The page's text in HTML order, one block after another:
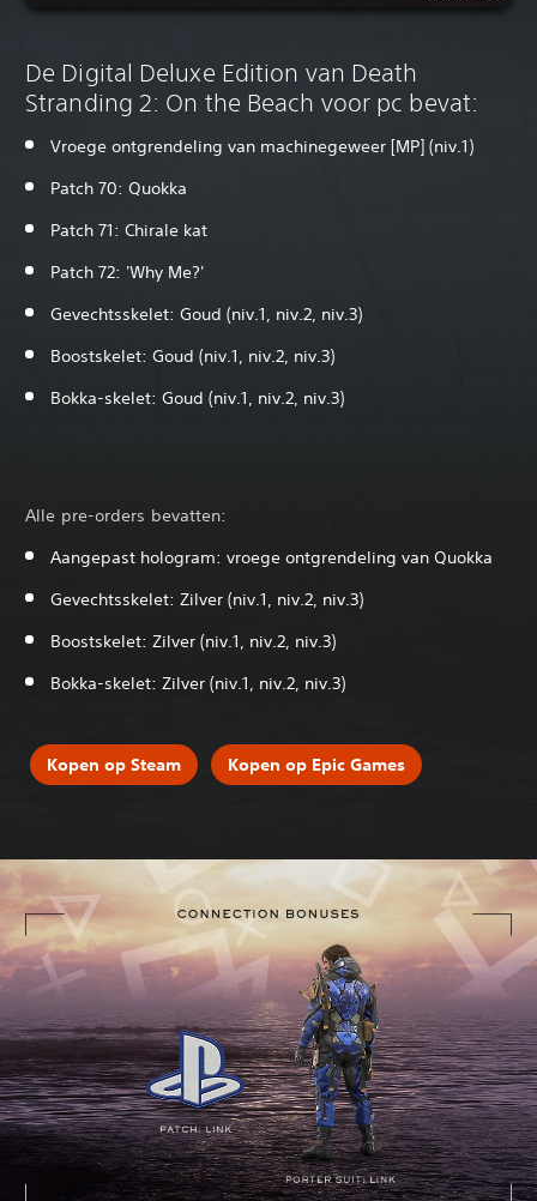
De Digital Deluxe Edition van Death
Stranding 2: On the Beach voor pc bevat:
Vroege ontgrendeling van machinegeweer [MP] (niv.1)
Patch 70: Quokka
Patch 71: Chirale kat
Patch 72: 'Why Me?'‎
Gevechtsskelet: Goud (niv.1, niv.2, niv.3)
Boostskelet: Goud (niv.1, niv.2, niv.3)
Bokka-skelet: Goud (niv.1, niv.2, niv.3)
Alle pre-orders bevatten:
Aangepast hologram: vroege ontgrendeling van Quokka
Gevechtsskelet: Zilver (niv.1, niv.2, niv.3)
Boostskelet: Zilver (niv.1, niv.2, niv.3)
Bokka-skelet: Zilver (niv.1, niv.2, niv.3)
Kopen op Steam Kopen op Epic Games